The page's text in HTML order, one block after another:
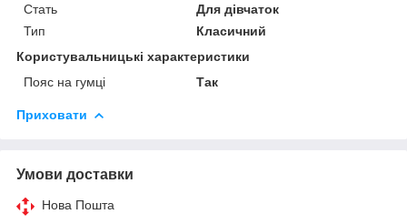
Стать
Для дівчаток
Тип
Класичний
Користувальницькі характеристики
Пояс на гумці
Так
Приховати
Умови доставки
Нова Пошта